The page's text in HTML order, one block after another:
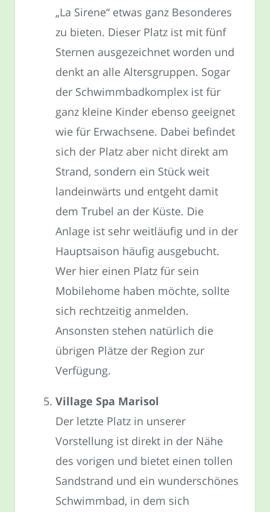
„La Sirene“ etwas ganz Besonderes
zu bieten. Dieser Platz ist mit fünf
Sternen ausgezeichnet worden und
denkt an alle Altersgruppen. Sogar
der Schwimmbadkomplex ist für
ganz kleine Kinder ebenso geeignet
wie für Erwachsene. Dabei befindet
sich der Platz aber nicht direkt am
Strand, sondern ein Stück weit
landeinwärts und entgeht damit
dem Trubel an der Küste. Die
Anlage ist sehr weitläufig und in der
Hauptsaison häufig ausgebucht.
Wer hier einen Platz für sein
Mobilehome haben möchte, sollte
sich rechtzeitig anmelden.
Ansonsten stehen natürlich die
übrigen Plätze der Region zur
Verfügung.
Village Spa Marisol
Der letzte Platz in unserer
Vorstellung ist direkt in der Nähe
des vorigen und bietet einen tollen
Sandstrand und ein wunderschönes
Schwimmbad, in dem sich